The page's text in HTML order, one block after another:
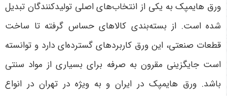
ورق هایمپک به یکی از انتخاب‌های اصلی تولیدکنندگان تبدیل
شده است. از بسته‌بندی کالاهای حساس گرفته تا ساخت
قطعات صنعتی، این ورق کاربردهای گسترده‌ای دارد و توانسته
است جایگزینی مقرون به صرفه برای بسیاری از مواد سنتی
باشد. ورق هایمپک در ایران و به ویژه در تهران در انواع